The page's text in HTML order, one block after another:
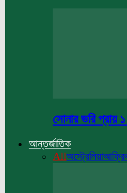
সোনার ভরি প্রায়
আন্তর্জাতিক
Allঅস্ট্রেলিয়া